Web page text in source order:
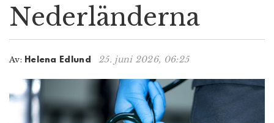
i
g
t
o
Nederländerna
Av: Helena Edlund 25. juni 2026, 06:25